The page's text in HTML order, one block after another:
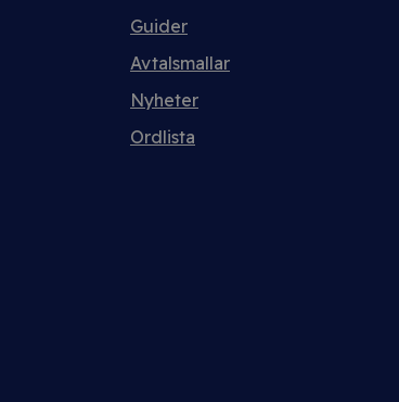
Guider
Avtalsmallar
Nyheter
Ordlista